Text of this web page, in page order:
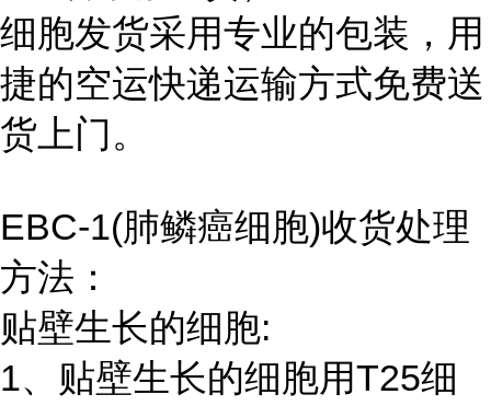
细胞发货采用专业的包装，用
捷的空运快递运输方式免费送
货上门。
EBC-1(肺鳞癌细胞)收货处理
方法：
贴壁生长的细胞:
1、贴壁生长的细胞用T25细